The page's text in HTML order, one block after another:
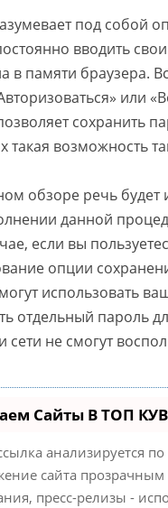
под собой
вводить
в памяти браузера.
или
сохранить
такая возможность
обзоре речь будет
данной
если вы
опции
использовать
отдельный пароль
сети не смогут
Сайты В ТОП
анализируется
сайта
пресс-релизы -